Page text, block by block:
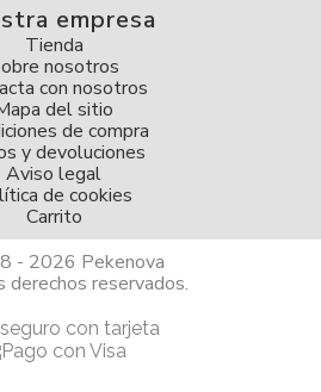
empresa
Tienda
nosotros
con nosotros
del sitio
de compra
y devoluciones
Aviso legal
de cookies
Carrito
- 2026 Pekenova
derechos reservados.
con tarjeta